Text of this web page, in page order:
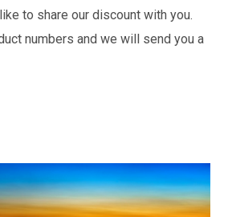
to share our discount with you.
numbers and we will send you a